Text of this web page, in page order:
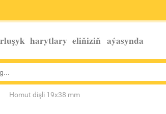
harytlary eliňiziň aýasynda
Homut dişli 19x38 mm